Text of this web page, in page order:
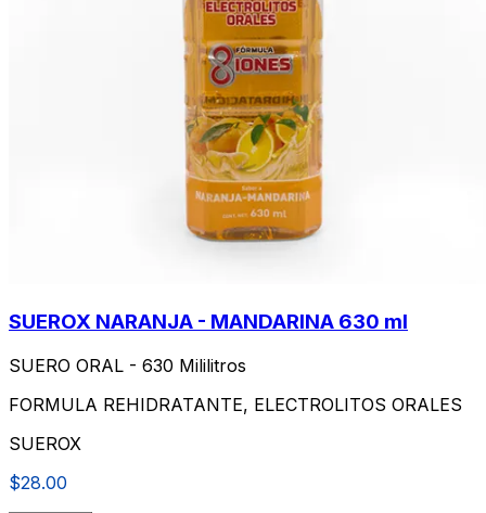
SUEROX NARANJA - MANDARINA 630 ml
SUERO ORAL - 630 Mililitros
FORMULA REHIDRATANTE, ELECTROLITOS ORALES
SUEROX
$28.00